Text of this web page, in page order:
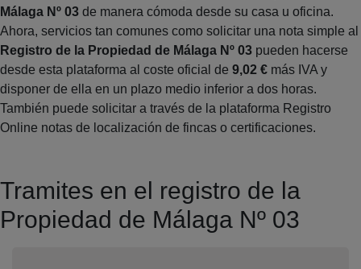
Málaga Nº 03 de manera cómoda desde su casa u oficina.
Ahora, servicios tan comunes como solicitar una nota simple al
Registro de la Propiedad de Málaga Nº 03 pueden hacerse
desde esta plataforma al coste oficial de 9,02 € más IVA y
disponer de ella en un plazo medio inferior a dos horas.
También puede solicitar a través de la plataforma Registro
Online notas de localización de fincas o certificaciones.
Tramites en el registro de la
Propiedad de Málaga Nº 03